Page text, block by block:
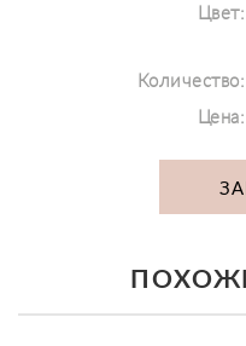
Цвет:
Количество:
Цена: